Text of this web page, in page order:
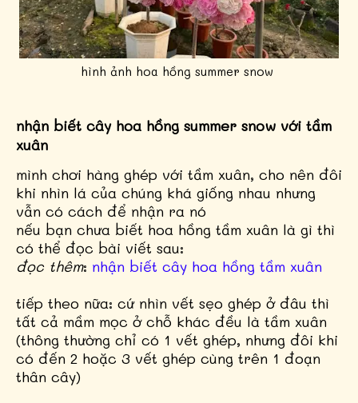
hình ảnh hoa hồng summer snow
nhận biết cây hoa hồng summer snow với tầm
xuân
mình chơi hàng ghép với tầm xuân, cho nên đôi
khi nhìn lá của chúng khá giống nhau nhưng
vẫn có cách để nhận ra nó
nếu bạn chưa biết hoa hồng tầm xuân là gì thì
có thể đọc bài viết sau:
đọc thêm: nhận biết cây hoa hồng tầm xuân
tiếp theo nữa: cứ nhìn vết sẹo ghép ở đâu thì
tất cả mầm mọc ở chỗ khác đều là tầm xuân
(thông thường chỉ có 1 vết ghép, nhưng đôi khi
có đến 2 hoặc 3 vết ghép cùng trên 1 đoạn
thân cây)